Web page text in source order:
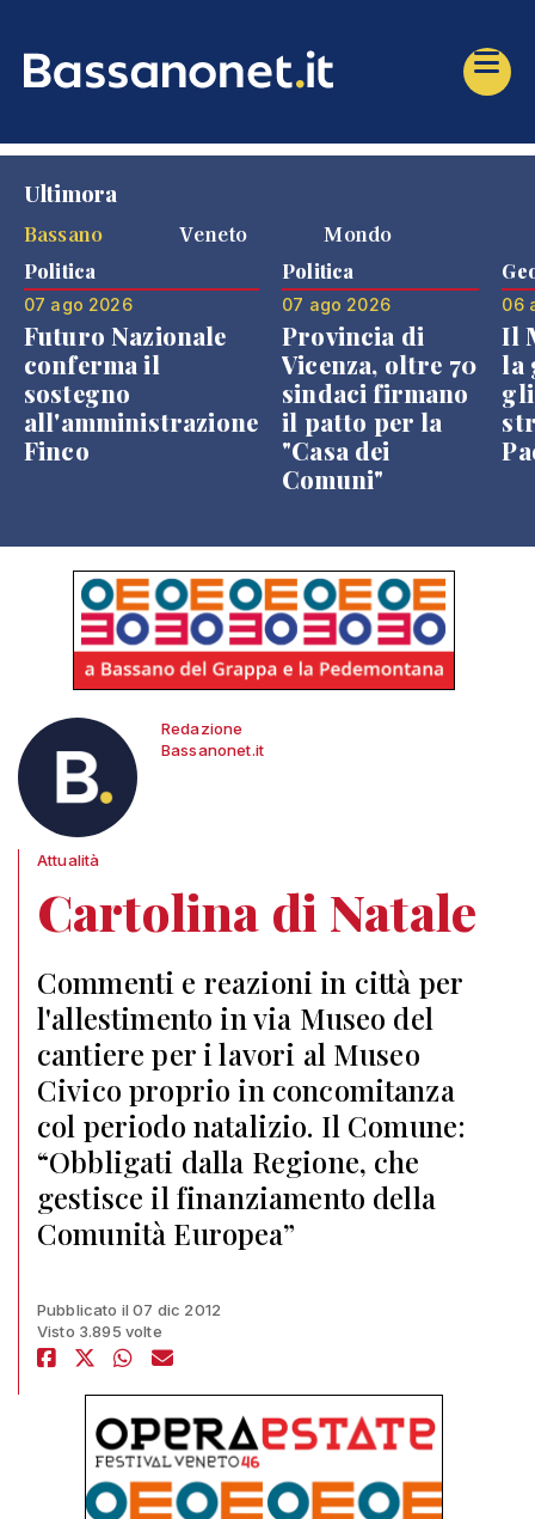
Ultimora
Bassano
Veneto Mondo
Politica
07 ago 2026
Futuro Nazionale
conferma il
sostegno
all'amministrazione
Finco
Politica
07 ago 2026
Provincia di
Vicenza, oltre 70
sindaci firmano
il patto per la
"Casa dei
Comuni"
06
Il
la
Redazione
Bassanonet.it
Attualità
Cartolina di Natale
Commenti e reazioni in città per
l'allestimento in via Museo del
cantiere per i lavori al Museo
Civico proprio in concomitanza
col periodo natalizio. Il Comune:
“Obbligati dalla Regione, che
gestisce il finanziamento della
Comunità Europea”
Pubblicato il 07 dic 2012
Visto 3.895 volte